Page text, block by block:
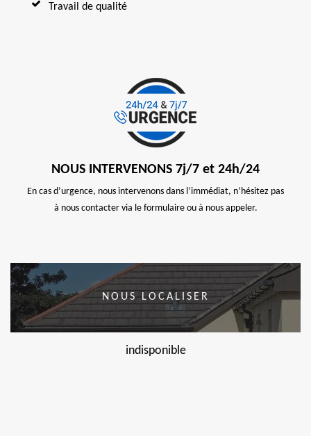
Travail de qualité
NOUS INTERVENONS 7j/7 et 24h/24
En cas d’urgence, nous intervenons dans l’immédiat, n’hésitez pas
à nous contacter via le formulaire ou à nous appeler.
NOUS LOCALISER
indisponible